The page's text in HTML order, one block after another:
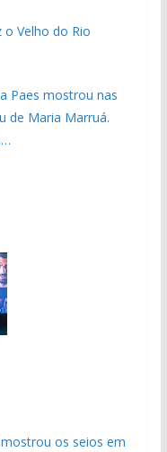
o Velho do Rio
Paes mostrou nas
de Maria Marruá.
os seios em